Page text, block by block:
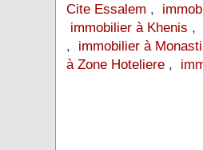
Cite Essalem ,
immobilier à Khenis ,
, immobilier à
à Zone Hoteliere,